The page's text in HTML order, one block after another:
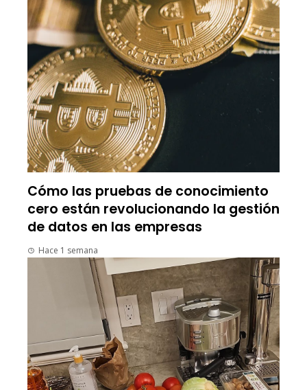
Cómo las pruebas de conocimiento
cero están revolucionando la gestión
de datos en las empresas
Hace 1 semana